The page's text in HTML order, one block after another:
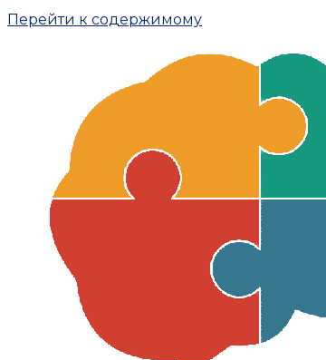
Перейти к содержимому